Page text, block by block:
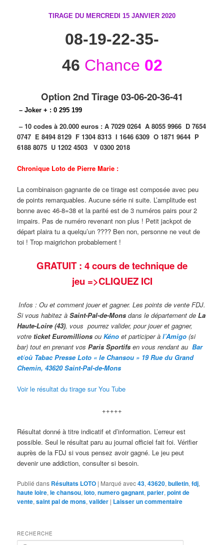
TIRAGE DU MERCREDI 15 JANVIER 2020
08-19-22-35-
46 Chance 02
Option 2nd Tirage 03-06-20-36-41
– Joker + : 0 295 199
– 10 codes à 20.000 euros :A 7029 0264A 8055 9966 D 7654
0747 E 8494 8129 F 1304 8313I 1646 6309O 1871 9644 P
6188 8075 U 1202 4503V 0300 2018
Chronique Loto de Pierre Marie :
La combinaison gagnante de ce tirage est composée avec peu
de points remarquables. Aucune série ni suite. L’amplitude est
bonne avec 46-8=38 et la parité est de 3 numéros pairs pour 2
impairs. Pas de numéro revenant non plus ! Petit jackpot de
départ plaira tu a quelqu’un ???? Ben non, personne ne veut de
toi ! Trop maigrichon probablement !
GRATUIT : 4 cours de technique de
jeu =>CLIQUEZ ICI
Infos : Ou et comment jouer et gagner. Les points de vente FDJ.
Si vous habitez àSaint-Pal-de-Mons dans le département deLa
Haute-Loire (43), vous pourrez valider,pour jouer et gagner,
votre ticket Euromillions ouKéno et participer àl’Amigo (si
bar) tout en prenant vosParis Sportifs en vous rendant au Bar
et/où Tabac Presse Loto « le Chansou » 19 Rue du Grand
Chemin, 43620 Saint-Pal-de-Mons
Voir le résultat du tirage sur You Tube
+++++
Résultat donné à titre indicatif et d’information. L’erreur est
possible. Seul le résultat paru au journal officiel fait foi. Vérifier
auprès de la FDJ si vous pensez avoir gagné. Le jeu peut
devenir une addiction, consulter si besoin.
Publié dans Résultats LOTO | Marqué avec43,43620,bulletin,fdj,
haute loire,le chansou,loto,numero gagnant,parier,point de
vente,saint pal de mons,valider | Laisser un commentaire
RECHERCHE